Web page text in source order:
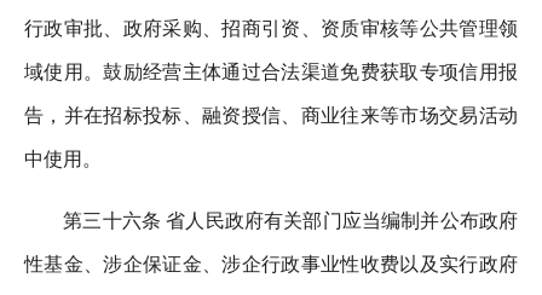
行政审批、政府采购、招商引资、资质审核等公共管理领
域使用。鼓励经营主体通过合法渠道免费获取专项信用报
告，并在招标投标、融资授信、商业往来等市场交易活动
中使用。
第三十六条 省人民政府有关部门应当编制并公布政府
性基金、涉企保证金、涉企行政事业性收费以及实行政府